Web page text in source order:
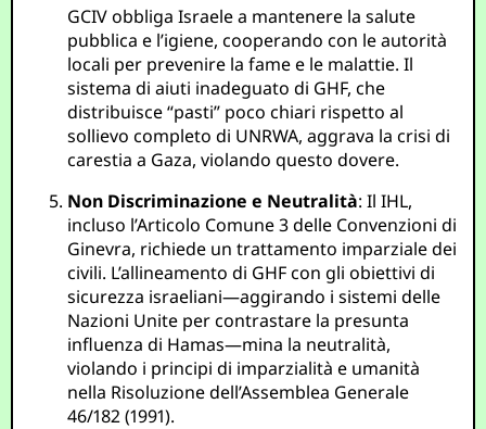
GCIV obbliga Israele a mantenere la salute
pubblica e l’igiene, cooperando con le autorità
locali per prevenire la fame e le malattie. Il
sistema di aiuti inadeguato di GHF, che
distribuisce “pasti” poco chiari rispetto al
sollievo completo di UNRWA, aggrava la crisi di
carestia a Gaza, violando questo dovere.
Non Discriminazione e Neutralità: Il IHL,
incluso l’Articolo Comune 3 delle Convenzioni di
Ginevra, richiede un trattamento imparziale dei
civili. L’allineamento di GHF con gli obiettivi di
sicurezza israeliani—aggirando i sistemi delle
Nazioni Unite per contrastare la presunta
influenza di Hamas—mina la neutralità,
violando i principi di imparzialità e umanità
nella Risoluzione dell’Assemblea Generale
46/182 (1991).